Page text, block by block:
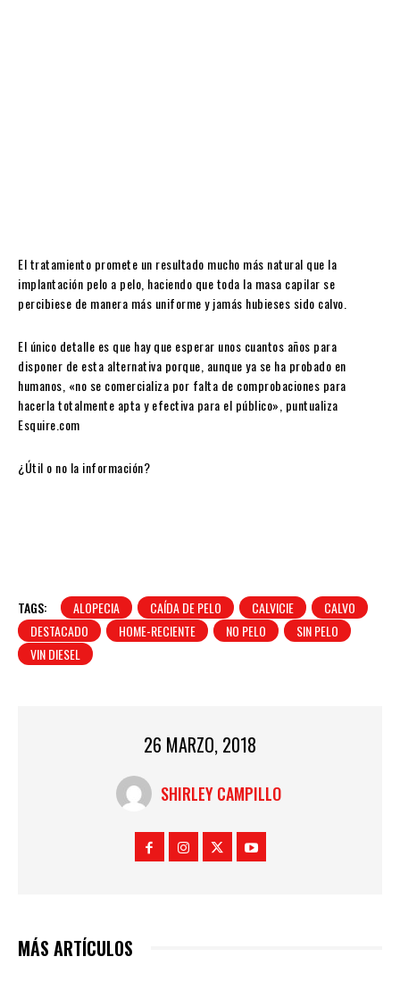
El tratamiento promete un resultado mucho más natural que la
implantación pelo a pelo, haciendo que toda la masa capilar se
percibiese de manera más uniforme y jamás hubieses sido calvo.
El único detalle es que hay que esperar unos cuantos años para
disponer de esta alternativa porque, aunque ya se ha probado en
humanos, «no se comercializa por falta de comprobaciones para
hacerla totalmente apta y efectiva para el público», puntualiza
Esquire.com
¿Útil o no la información?
TAGS: ALOPECIA CAÍDA DE PELO CALVICIE
CALVO
DESTACADO
HOME-RECIENTE NO PELO
SIN PELO
VIN DIESEL
26 MARZO, 2018
SHIRLEY CAMPILLO
MÁS ARTÍCULOS